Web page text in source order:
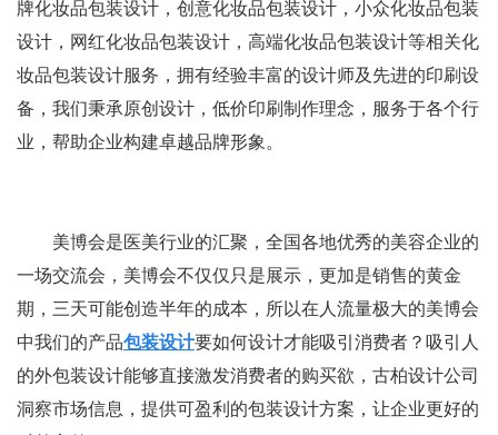
牌化妆品包装设计，创意化妆品包装设计，小众化妆品包装
设计，网红化妆品包装设计，高端化妆品包装设计等相关化
妆品包装设计服务，拥有经验丰富的设计师及先进的印刷设
备，我们秉承原创设计，低价印刷制作理念，服务于各个行
业，帮助企业构建卓越品牌形象。
美博会是医美行业的汇聚，全国各地优秀的美容企业的
一场交流会，美博会不仅仅只是展示，更加是销售的黄金
期，三天可能创造半年的成本，所以在人流量极大的美博会
中我们的产品包装设计要如何设计才能吸引消费者？吸引人
的外包装设计能够直接激发消费者的购买欲，古柏设计公司
洞察市场信息，提供可盈利的包装设计方案，让企业更好的